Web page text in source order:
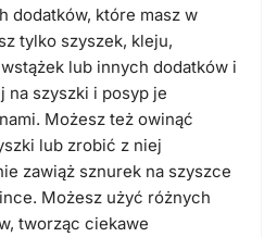
dodatków, które masz w
tylko szyszek, kleju,
lub innych dodatków i
na szyszki i posyp je
Możesz też owinąć
lub zrobić z niej
zawiąż sznurek na szyszce
Możesz użyć różnych
tworząc ciekawe